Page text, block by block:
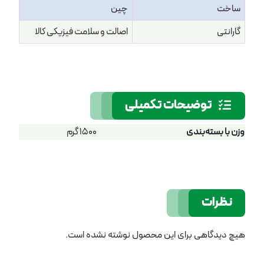
ساخت
چین
گارانتی
اصالت و سلامت فیزیکی کالا
توضیحات تکمیلی
وزن با بسته‌بندی 1500 گرم
نظرات
هیچ دیدگاهی برای این محصول نوشته نشده است.